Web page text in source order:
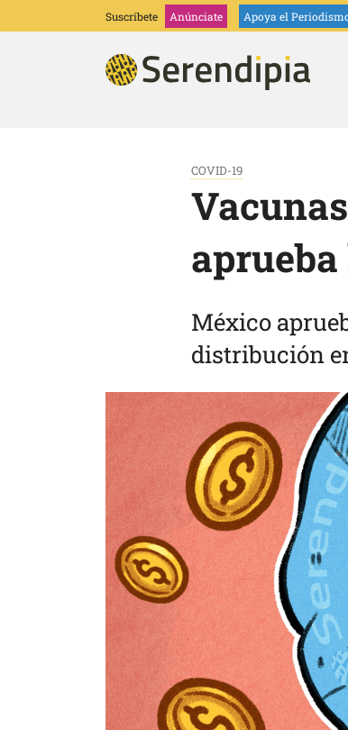
Suscríbete Anúnciate Apoya el
COVID-19
México
distribución